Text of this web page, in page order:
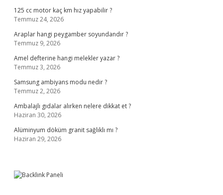
125 cc motor kaç km hız yapabilir ?
Temmuz 24, 2026
Araplar hangi peygamber soyundandır ?
Temmuz 9, 2026
Amel defterine hangi melekler yazar ?
Temmuz 3, 2026
Samsung ambiyans modu nedir ?
Temmuz 2, 2026
Ambalajlı gıdalar alırken nelere dikkat et ?
Haziran 30, 2026
Alüminyum döküm granit sağlıklı mı ?
Haziran 29, 2026